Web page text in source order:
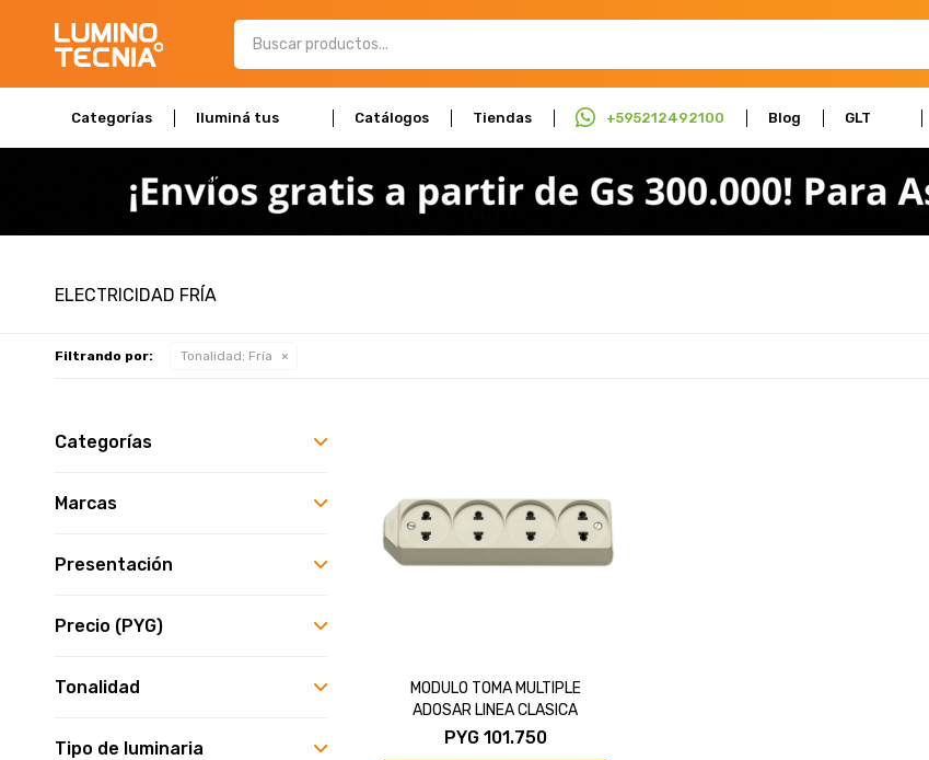
Categorías Iluminá tus
espacios
Catálogos Tiendas +595212492100 Blog GLT
ELECTRICIDAD FRÍA
Filtrando por: Tonalidad: Fría
MODULO TOMA MULTIPLE
ADOSAR LINEA CLASICA
PYG 101.750
Categorías
Marcas
Presentación
Precio (PYG)
Tonalidad
Tipo de luminaria